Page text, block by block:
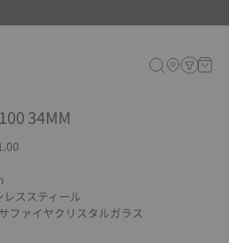
34MM
ススティール
ファイヤクリスタルガラス